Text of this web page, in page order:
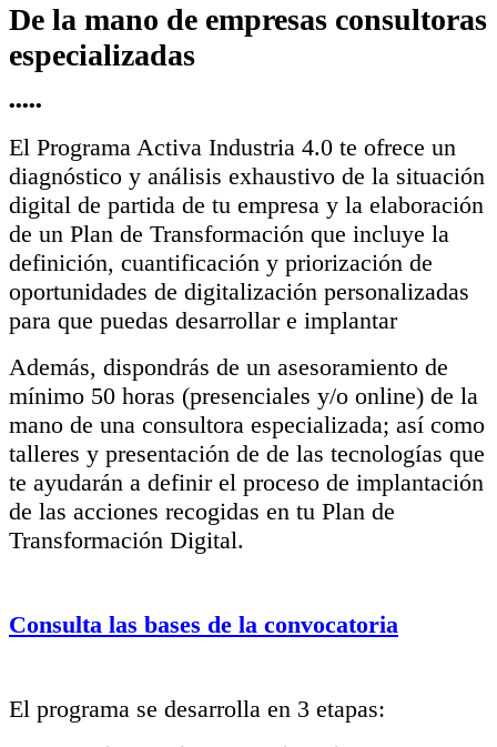
De la mano de empresas consultoras
especializadas
•••••
El Programa Activa Industria 4.0 te ofrece un
diagnóstico y análisis exhaustivo de la situación
digital de partida de tu empresa y la elaboración
de un Plan de Transformación que incluye la
definición, cuantificación y priorización de
oportunidades de digitalización personalizadas
para que puedas desarrollar e implantar
Además, dispondrás de un asesoramiento de
mínimo 50 horas (presenciales y/o online) de la
mano de una consultora especializada; así como
talleres y presentación de de las tecnologías que
te ayudarán a definir el proceso de implantación
de las acciones recogidas en tu Plan de
Transformación Digital.
Consulta las bases de la convocatoria
El programa se desarrolla en 3 etapas: